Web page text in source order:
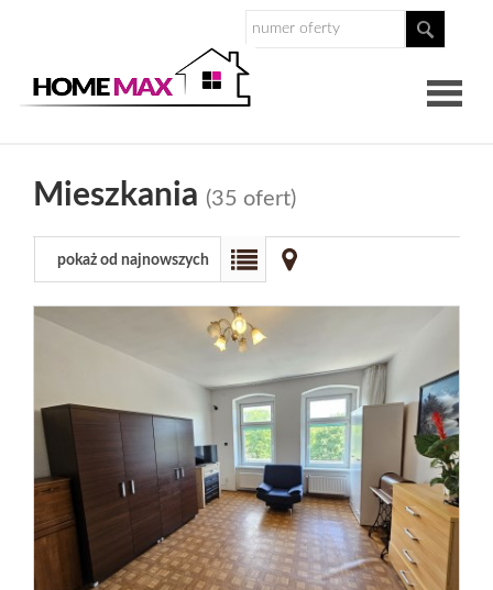
Nasz
Dlaczego
Praca
Mieszkania (35 ofert)
pokaż od najnowszych